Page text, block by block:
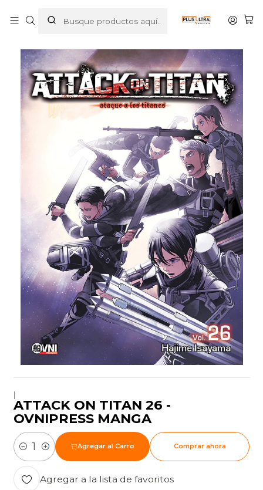
ATTACK ON TITAN 26 - OVNIPRESS MANGA
|
ATTACK ON TITAN 26 -
OVNIPRESS MANGA
Cantidad
Agregar al Carro Comprar ahora
Agregar a la lista de favoritos